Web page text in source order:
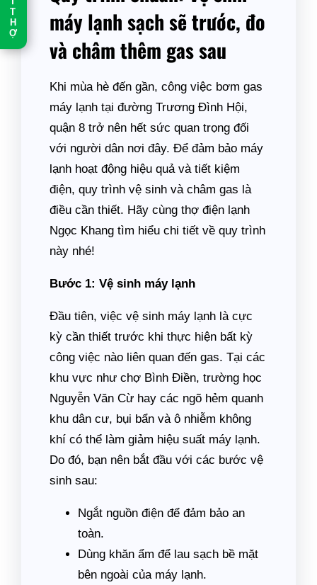
T
H
Ợ
máy lạnh sạch sẽ trước, đo
và châm thêm gas sau
Khi mùa hè đến gần, công việc bơm gas
máy lạnh tại đường Trương Đình Hội,
quận 8 trở nên hết sức quan trọng đối
với người dân nơi đây. Để đảm bảo máy
lạnh hoạt động hiệu quả và tiết kiệm
điện, quy trình vệ sinh và châm gas là
điều cần thiết. Hãy cùng thợ điện lạnh
Ngọc Khang tìm hiểu chi tiết về quy trình
này nhé!
Bước 1: Vệ sinh máy lạnh
Đầu tiên, việc vệ sinh máy lạnh là cực
kỳ cần thiết trước khi thực hiện bất kỳ
công việc nào liên quan đến gas. Tại các
khu vực như chợ Bình Điền, trường học
Nguyễn Văn Cừ hay các ngõ hẻm quanh
khu dân cư, bụi bẩn và ô nhiễm không
khí có thể làm giảm hiệu suất máy lạnh.
Do đó, bạn nên bắt đầu với các bước vệ
sinh sau:
Ngắt nguồn điện để đảm bảo an
toàn.
Dùng khăn ẩm để lau sạch bề mặt
bên ngoài của máy lạnh.